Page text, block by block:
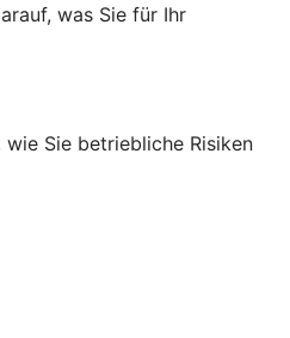
was Sie für Ihr
Sie betriebliche Risiken